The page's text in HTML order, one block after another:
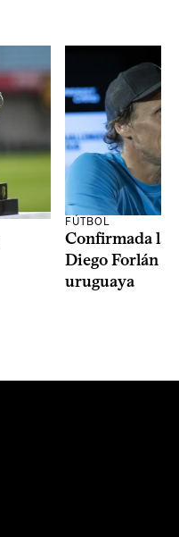
FÚTBOL
Confirmada la
Diego Forlán
uruguaya